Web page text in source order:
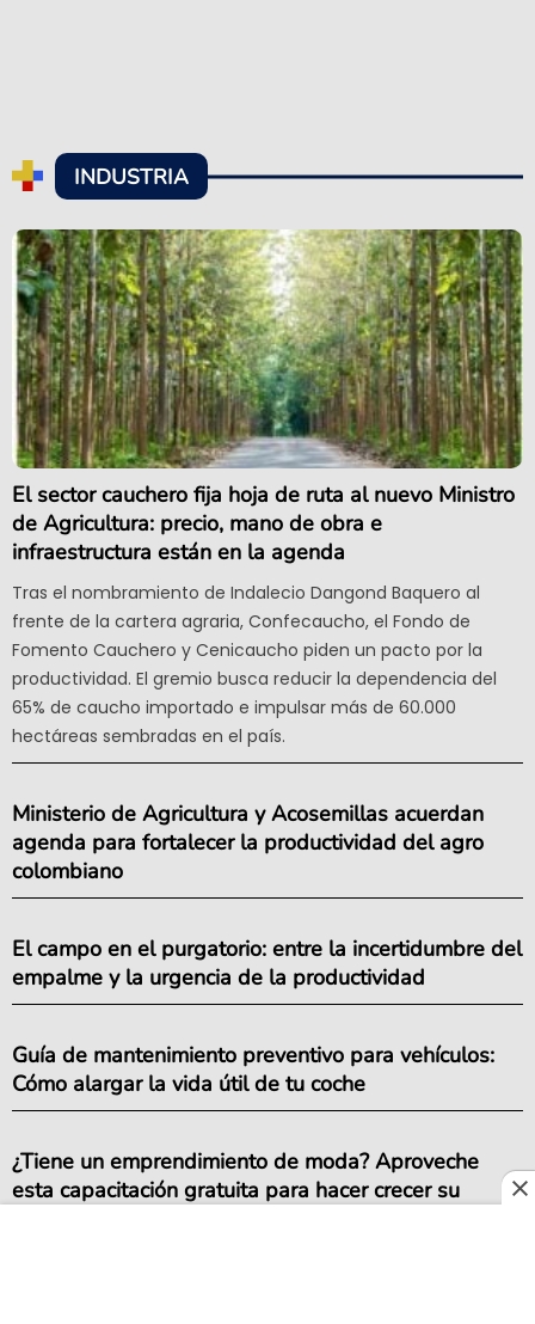
INDUSTRIA
El sector cauchero fija hoja de ruta al nuevo Ministro
de Agricultura: precio, mano de obra e
infraestructura están en la agenda
Tras el nombramiento de Indalecio Dangond Baquero al
frente de la cartera agraria, Confecaucho, el Fondo de
Fomento Cauchero y Cenicaucho piden un pacto por la
productividad. El gremio busca reducir la dependencia del
65% de caucho importado e impulsar más de 60.000
hectáreas sembradas en el país.
Ministerio de Agricultura y Acosemillas acuerdan
agenda para fortalecer la productividad del agro
colombiano
El campo en el purgatorio: entre la incertidumbre del
empalme y la urgencia de la productividad
Guía de mantenimiento preventivo para vehículos:
Cómo alargar la vida útil de tu coche
¿Tiene un emprendimiento de moda? Aproveche
esta capacitación gratuita para hacer crecer su